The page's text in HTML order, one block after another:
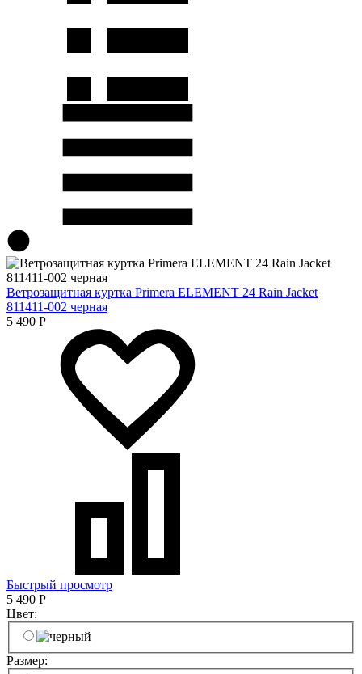
Ветрозащитная куртка Primera ELEMENT 24 Rain Jacket
811411-002 черная
5 490 Р
Быстрый просмотр
5 490 Р
Цвет:
Размер: